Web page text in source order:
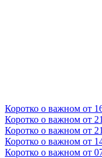
Коротко о важном от
Коротко о важном от
Коротко о важном от
Коротко о важном от
Коротко о важном от